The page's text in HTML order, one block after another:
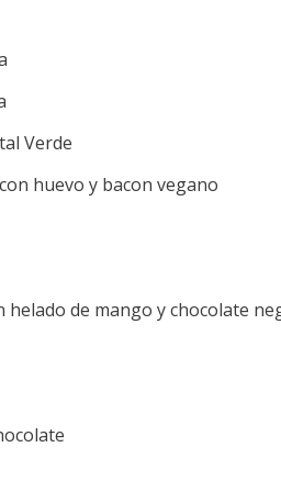
Verde
huevo y bacon vegano
de mango y chocolate